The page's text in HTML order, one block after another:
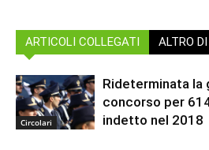
ARTICOLI COLLEGATI ALTRO
Circolari
Rideterminata la
concorso per
indetto nel 2018